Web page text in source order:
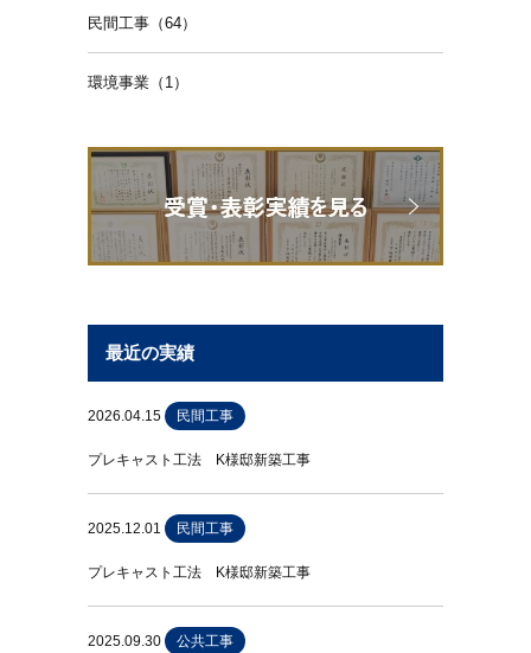
民間工事（64）
環境事業（1）
最近の実績
2026.04.15 民間工事
プレキャスト工法 K様邸新築工事
2025.12.01 民間工事
プレキャスト工法 K様邸新築工事
2025.09.30 公共工事